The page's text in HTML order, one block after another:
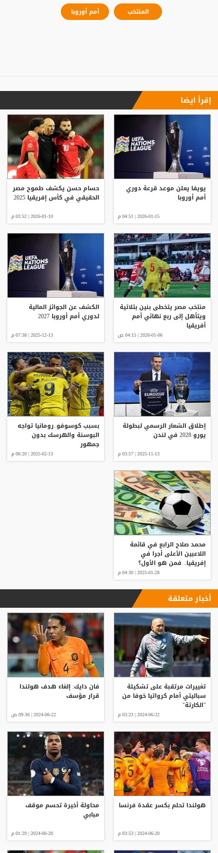
المنتخب أمم أوروبا
إقرأ ايضا
يويفا يعلن موعد قرعة دوري
أمم أوروبا
2026-01-15 | 04:51 م
حسام حسن يكشف طموح مصر
الحقيقي في كأس إفريقيا 2025
2026-01-10 | 03:52 م
منتخب مصر يتخطى بنين بثلاثية
ويتأهل إلى ربع نهائي أمم
أفريقيا
2026-01-06 | 04:15 ص
الكشف عن الجوائز المالية
لدوري أمم أوروبا 2027
2025-12-13 | 07:38 م
إطلاق الشعار الرسمي لبطولة
يورو 2028 في لندن
2025-11-13 | 03:57 م
بسبب كوسوفو..رومانيا تواجه
البوسنة والهرسك بدون
جمهور
2025-02-13 | 06:20 م
محمد صلاح الرابع في قائمة
اللاعبين الأعلى أجرا في
إفريقيا.. فمن هو الأول؟
2025-01-28 | 04:30 م
أخبار متعلقة
تغييرات مرتقبة على تشكيلة
سباليتي أمام كرواتيا خوفا من
"الكارثة"
2024-06-22 | 03:23 م
فان دايك: إلغاء هدف هولندا
قرار مؤسف
2024-06-22 | 09:36 ص
هولندا تحلم بكسر عقدة فرنسا
2024-06-20 | 03:53 م
محاولة أخيرة تحسم موقف
مبابي
2024-06-20 | 01:29 م